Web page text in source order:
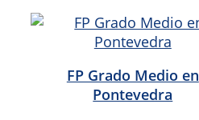
FP Grado Medio en
Pontevedra